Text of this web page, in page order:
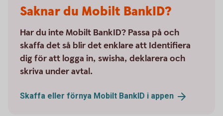
Saknar du Mobilt BankID?
Har du inte Mobilt BankID? Passa på och
skaffa det så blir det enklare att Identifiera
dig för att logga in, swisha, deklarera och
skriva under avtal.
Skaffa eller förnya Mobilt BankID i appen